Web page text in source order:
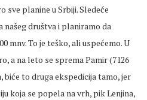
sve planine u Srbiji. Sledeće
našeg društva i planiramo da
mnv. To je teško, ali uspećemo. U
a na leto se sprema Pamir (7126
biće to druga ekspedicija tamo, jer
koja se popela na vrh, pik Lenjina,